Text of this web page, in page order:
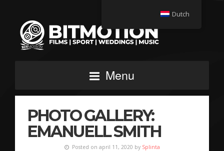
Menu
PHOTO GALLERY:
EMANUELL SMITH
Posted on april 11, 2020 by Splinta
Dutch